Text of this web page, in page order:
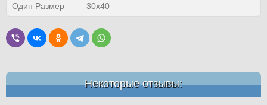
Один Размер
30х40
Некоторые отзывы: